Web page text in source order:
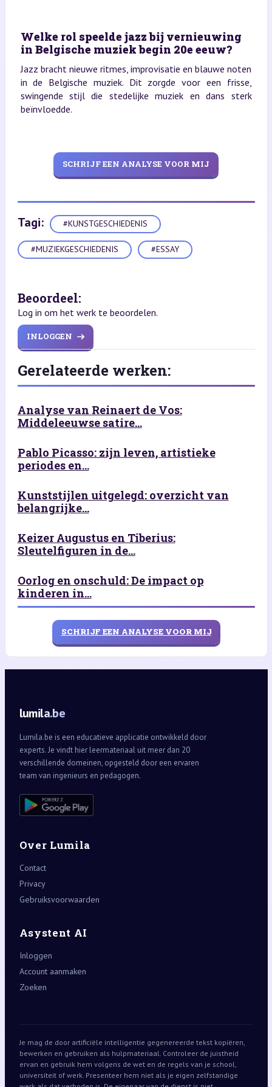
Welke rol speelde jazz bij vernieuwing
in Belgische muziek begin 20e eeuw?
Jazz bracht nieuwe ritmes, improvisatie en blauwe noten
in de Belgische muziek. Dit zorgde voor een frisse,
swingende stijl die stedelijke muziek en dans sterk
beïnvloedde.
SCHRIJF EEN ANALYSE VOOR MIJ
Tagi: #KUNSTGESCHIEDENIS
#MUZIEKGESCHIEDENIS #ESSAY
Beoordeel:
Log in om het werk te beoordelen.
INLOGGEN
Gerelateerde werken:
Analyse van Reinaert de Vos:
Middeleeuwse satire...
Pablo Picasso: zijn leven, artistieke
periodes en...
Kunststijlen uitgelegd: overzicht van
belangrijke...
Keizer Augustus en Tiberius:
Sleutelfiguren in de...
Oorlog en onschuld: De impact op
kinderen in...
SCHRIJF EEN ANALYSE VOOR MIJ
lumila.be
Lumila.be is een educatieve applicatie ontwikkeld door
experts. Je vindt hier leermateriaal uit meer dan 20
verschillende domeinen, opgesteld door een ervaren
team van ingenieurs en pedagogen.
Over Lumila
Contact
Privacy
Gebruiksvoorwaarden
Asystent AI
Inloggen
Account aanmaken
Zoeken
Je mag de door artificiële intelligentie gegenereerde tekst kopiëren,
bewerken en gebruiken als hulpmateriaal. Controleer de juistheid
ervan en gebruik hem volgens de wet en de regels van je school,
universiteit of werk. Presenteer hem niet als je eigen zelfstandige